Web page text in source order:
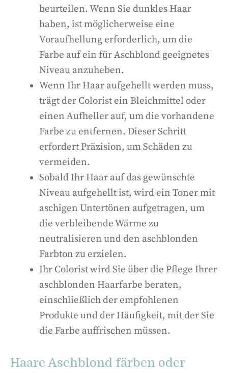
beurteilen. Wenn Sie dunkles Haar
haben, ist möglicherweise eine
Voraufhellung erforderlich, um die
Farbe auf ein für Aschblond geeignetes
Niveau anzuheben.
Wenn Ihr Haar aufgehellt werden muss,
trägt der Colorist ein Bleichmittel oder
einen Aufheller auf, um die vorhandene
Farbe zu entfernen. Dieser Schritt
erfordert Präzision, um Schäden zu
vermeiden.
Sobald Ihr Haar auf das gewünschte
Niveau aufgehellt ist, wird ein Toner mit
aschigen Untertönen aufgetragen, um
die verbleibende Wärme zu
neutralisieren und den aschblonden
Farbton zu erzielen.
Ihr Colorist wird Sie über die Pflege Ihrer
aschblonden Haarfarbe beraten,
einschließlich der empfohlenen
Produkte und der Häufigkeit, mit der Sie
die Farbe auffrischen müssen.
Haare Aschblond färben oder